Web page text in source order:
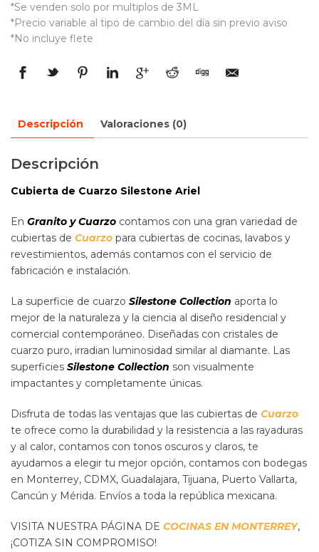
*Se venden solo por multiplos de 3ML
*Precio variable al tipo de cambio del día sin previo aviso
*No incluye flete
Descripción Valoraciones (0)
Descripción
Cubierta de Cuarzo Silestone Ariel
En Granito y Cuarzo contamos con una gran variedad de
cubiertas de Cuarzo para cubiertas de cocinas, lavabos y
revestimientos, además contamos con el servicio de
fabricación e instalación.
La superficie de cuarzo Silestone Collection aporta lo
mejor de la naturaleza y la ciencia al diseño residencial y
comercial contemporáneo. Diseñadas con cristales de
cuarzo puro, irradian luminosidad similar al diamante. Las
superficies Silestone Collection son visualmente
impactantes y completamente únicas.
Disfruta de todas las ventajas que las cubiertas de Cuarzo
te ofrece como la durabilidad y la resistencia a las rayaduras
y al calor, contamos con tonos oscuros y claros, te
ayudamos a elegir tu mejor opción, contamos con bodegas
en Monterrey, CDMX, Guadalajara, Tijuana, Puerto Vallarta,
Cancún y Mérida. Envíos a toda la república mexicana.
VISITA NUESTRA PÁGINA DE COCINAS EN MONTERREY,
¡COTIZA SIN COMPROMISO!